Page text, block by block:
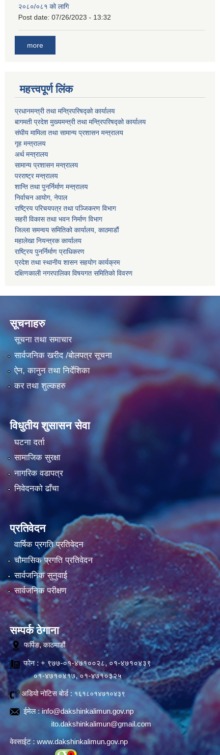
२०८०/०८१ को लागि
Post date: 07/26/2023 - 13:32
more
महत्त्वपूर्ण लिंक
प्रधानमन्त्री तथा मन्त्रिपरिषद्को कार्यालय
बागमती प्रदेश मुख्यमन्त्री तथा मन्त्रिपरिषद्को कार्यालय
संघीय मामिला तथा सामान्य प्रशासन मन्त्रालय
गृह मन्त्रालय
अर्थ मन्त्रालय
सामान्य प्रशासन मन्त्रालय
परराष्ट्र मन्त्रालय
शान्ति तथा पुनर्निर्माण मन्त्रालय
निर्वाचन आयोग, नेपाल
राष्ट्रिय परिचयपत्र तथा पञ्जिकरण विभाग
सहरी विकास तथा भवन निर्माण विभाग
जिल्ला समन्वय समितिको कार्यालय, काठमाडौं
महालेखा नियन्त्रक कार्यालय
राष्ट्रिय पुनर्निर्माण प्राधिकरण
प्रदेश तथा स्थानीय शासन सहयोग कार्यक्रम
दक्षिणकाली नगरपालिका विषयगत समितिको विवरण
सूचनाहरु
सूचना तथा समाचार
सार्वजनिक खरीद /बोलपत्र सूचना
ऐन, कानुन तथा निर्देशिका
कर तथा शुल्कहरु
विधुतीय शुसासन सेवा
घटना दर्ता
सामाजिक सुरक्षा
नागरिक वडापत्र
निवेदनको ढाँचा
प्रतिवेदन
वार्षिक प्रगति प्रतिवेदन
चौमासिक प्रगति प्रतिवेदन
सार्वजनिक सुनुवाई
सार्वजनिक परीक्षण
सम्पर्क ठेगाना
फर्पिङ, काठमाडौं
फोन : + ९७७-०१-४७१००२८, ०१-४७१०४३९
०१-४७१०४१७, ०१-४७१०३२५
अडियो नोटिस बोर्ड : १६१८०१४७१०४३९
ईमेल :info@dakshinkalimun.gov.np
ito.dakshinkalimun@gmail.com
वेवसाईट : www.dakshinkalimun.gov.np